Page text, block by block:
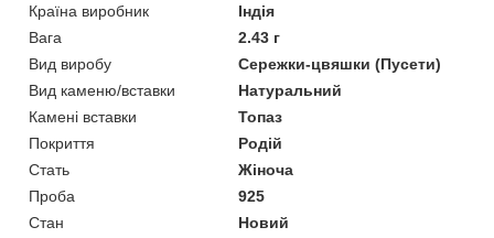
Країна виробник
Індія
Вага
2.43 г
Вид виробу
Сережки-цвяшки (Пусети)
Вид каменю/вставки
Натуральний
Камені вставки
Топаз
Покриття
Родій
Стать
Жіноча
Проба
925
Стан
Новий